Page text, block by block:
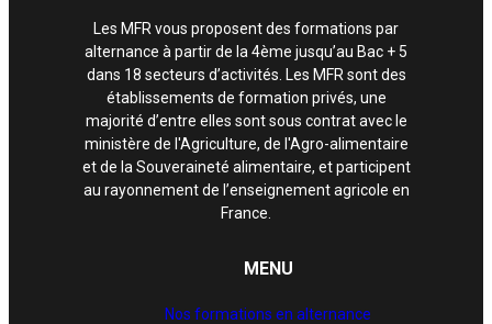
Les MFR vous proposent des formations par
alternance à partir de la 4ème jusqu’au Bac + 5
dans 18 secteurs d’activités. Les MFR sont des
établissements de formation privés, une
majorité d’entre elles sont sous contrat avec le
ministère de l'Agriculture, de l'Agro-alimentaire
et de la Souveraineté alimentaire, et participent
au rayonnement de l’enseignement agricole en
France.
MENU
Nos formations en alternance